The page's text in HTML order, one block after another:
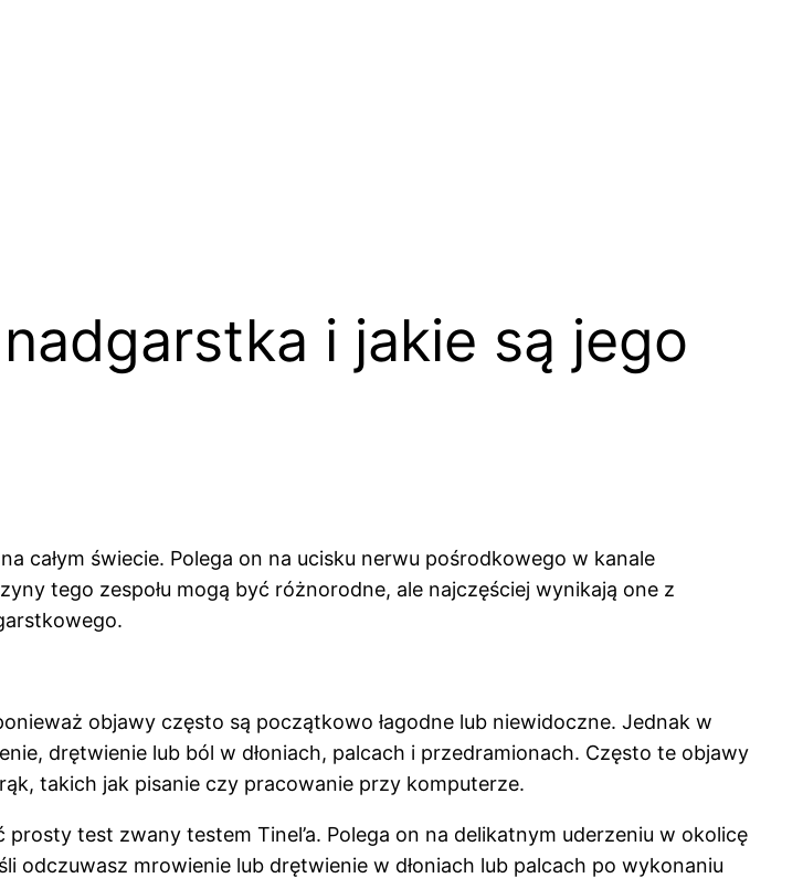
i jakie są jego
całym świecie. Polega on na ucisku nerwu pośrodkowego w kanale
tego zespołu mogą być różnorodne, ale najczęściej wynikają one z
objawy często są początkowo łagodne lub niewidoczne. Jednak w
drętwienie lub ból w dłoniach, palcach i przedramionach. Często te objawy
takich jak pisanie czy pracowanie przy komputerze.
test zwany testem Tinel’a. Polega on na delikatnym uderzeniu w okolicę
odczuwasz mrowienie lub drętwienie w dłoniach lub palcach po wykonaniu